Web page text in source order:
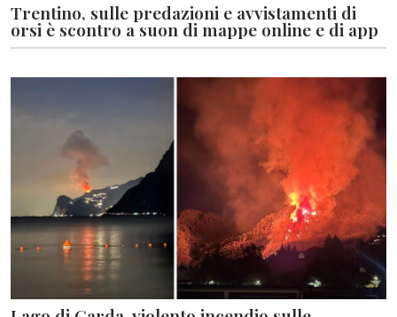
Trentino, sulle predazioni e avvistamenti di
orsi è scontro a suon di mappe online e di app